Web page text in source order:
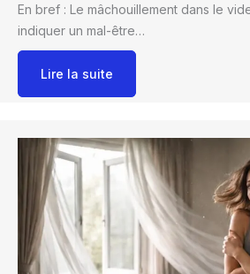
En bref : Le mâchouillement dans le
indiquer un mal-être…
Lire la suite